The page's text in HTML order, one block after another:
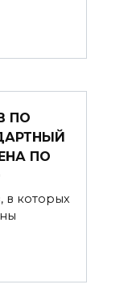
ПО
ПО
в которых